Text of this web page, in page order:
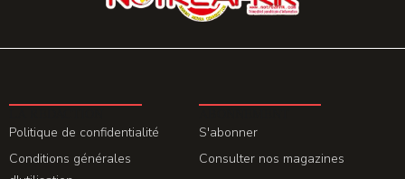
Politique de confidentialité
Conditions générales
S'abonner
Consulter nos magazines